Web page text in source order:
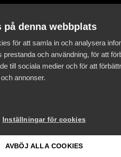
på denna webbplats
för att samla in och analysera
prestanda och användning, för att
till sociala medier och för att
annonser.
Inställningar för cookies
AVBÖJ ALLA COOKIES